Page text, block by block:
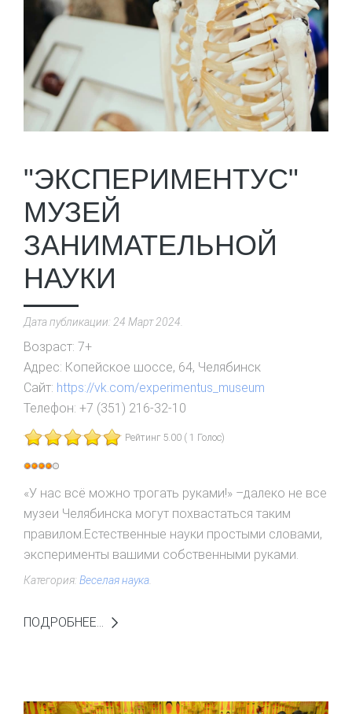
"ЭКСПЕРИМЕНТУС"
МУЗЕЙ
ЗАНИМАТЕЛЬНОЙ
НАУКИ
Дата публикации: 24 Март 2024
Возраст: 7+
Адрес: Копейское шоссе, 64, Челябинск
Сайт: https://vk.com/experimentus_museum
Телефон: +7 (351) 216-32-10
Рейтинг 5.00 ( 1 Голос)
Рейтинг:
4 /
«У нас всё можно трогать руками!» –далеко не все
музеи Челябинска могут похвастаться таким
правилом.Естественные науки простыми словами,
эксперименты вашими собственными руками.
Категория: Веселая наука.
ПОДРОБНЕЕ...